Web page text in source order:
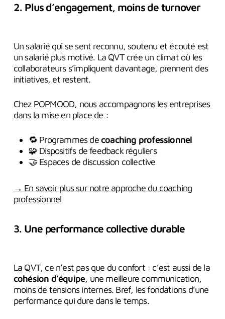
2. Plus d’engagement, moins de turnover
Un salarié qui se sent reconnu, soutenu et écouté est
un salarié plus motivé. La QVT crée un climat où les
collaborateurs s’impliquent davantage, prennent des
initiatives, et restent.
Chez POPMOOD, nous accompagnons les entreprises
dans la mise en place de :
🔁 Programmes decoaching professionnel
🧩 Dispositifs de feedback réguliers
🤝 Espaces de discussion collective
→ En savoir plus sur notre approche du coaching
professionnel
3. Une performance collective durable
La QVT, ce n’est pas que du confort : c’est aussi de la
cohésion d’équipe, une meilleure communication,
moins de tensions internes. Bref, les fondations d’une
performance qui dure dans le temps.